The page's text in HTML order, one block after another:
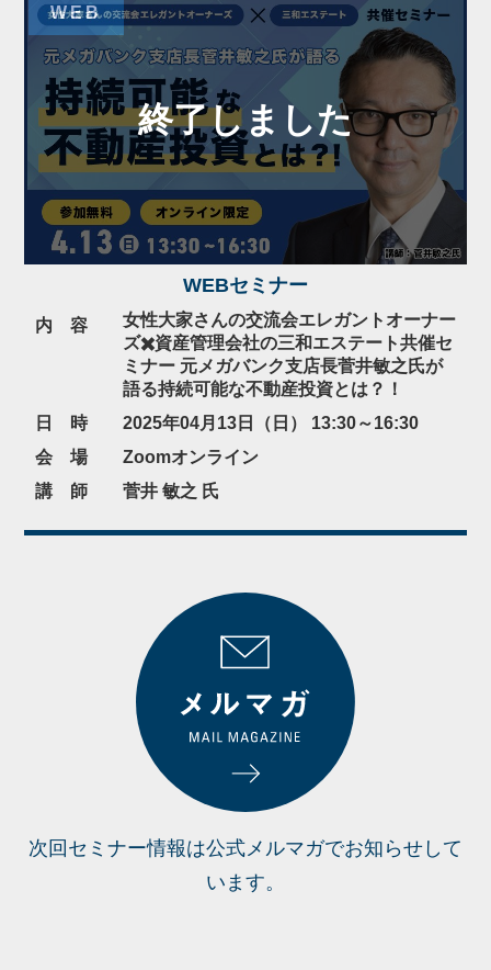
WEB
WEBセミナー
内 容
女性大家さんの交流会エレガントオーナー
ズ✖️資産管理会社の三和エステート共催セ
ミナー 元メガバンク支店長菅井敏之氏が
語る持続可能な不動産投資とは？！
日 時
2025年04月13日（日） 13:30～16:30
会 場
Zoomオンライン
講 師
菅井 敏之 氏
次回セミナー情報は公式メルマガでお知らせして
います。